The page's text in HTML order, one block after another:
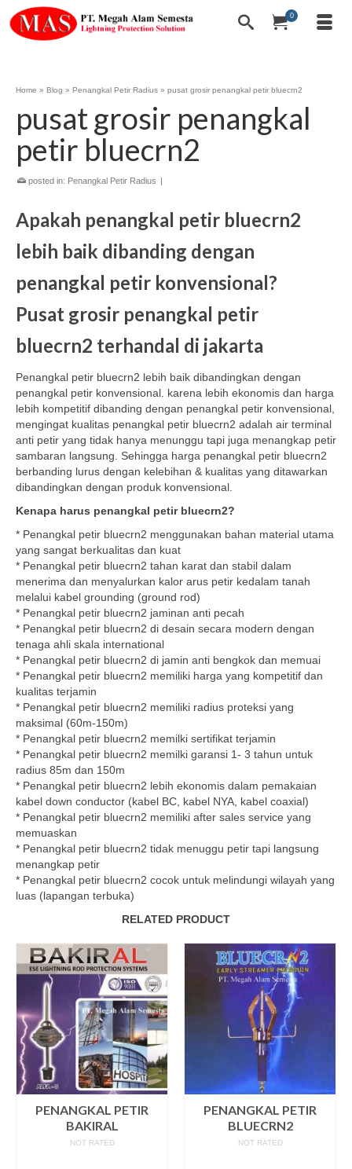
0
Home » Blog » Penangkal Petir Radius » pusat grosir penangkal petir bluecrn2
pusat grosir penangkal
petir bluecrn2
posted in: Penangkal Petir Radius |
Apakah penangkal petir bluecrn2
lebih baik dibanding dengan
penangkal petir konvensional?
Pusat grosir penangkal petir
bluecrn2 terhandal di jakarta
Penangkal petir bluecrn2 lebih baik dibandingkan dengan
penangkal petir konvensional. karena lebih ekonomis dan harga
lebih kompetitif dibanding dengan penangkal petir konvensional,
mengingat kualitas penangkal petir bluecrn2 adalah air terminal
anti petir yang tidak hanya menunggu tapi juga menangkap petir
sambaran langsung. Sehingga harga penangkal petir bluecrn2
berbanding lurus dengan kelebihan & kualitas yang ditawarkan
dibandingkan dengan produk konvensional.
Kenapa harus penangkal petir bluecrn2?
* Penangkal petir bluecrn2 menggunakan bahan material utama
yang sangat berkualitas dan kuat
* Penangkal petir bluecrn2 tahan karat dan stabil dalam
menerima dan menyalurkan kalor arus petir kedalam tanah
melalui kabel grounding (ground rod)
* Penangkal petir bluecrn2 jaminan anti pecah
* Penangkal petir bluecrn2 di desain secara modern dengan
tenaga ahli skala international
* Penangkal petir bluecrn2 di jamin anti bengkok dan memuai
* Penangkal petir bluecrn2 memiliki harga yang kompetitif dan
kualitas terjamin
* Penangkal petir bluecrn2 memiliki radius proteksi yang
maksimal (60m-150m)
* Penangkal petir bluecrn2 memilki sertifikat terjamin
* Penangkal petir bluecrn2 memilki garansi 1- 3 tahun untuk
radius 85m dan 150m
* Penangkal petir bluecrn2 lebih ekonomis dalam pemakaian
kabel down conductor (kabel BC, kabel NYA, kabel coaxial)
* Penangkal petir bluecrn2 memiliki after sales service yang
memuaskan
* Penangkal petir bluecrn2 tidak menuggu petir tapi langsung
menangkap petir
* Penangkal petir bluecrn2 cocok untuk melindungi wilayah yang
luas (lapangan terbuka)
RELATED PRODUCT
PENANGKAL PETIR
BAKIRAL
NOT RATED
PENANGKAL PETIR
BLUECRN2
NOT RATED